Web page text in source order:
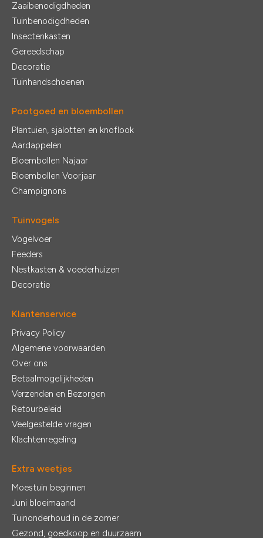
Zaaibenodigdheden
Tuinbenodigdheden
Insectenkasten
Gereedschap
Decoratie
Tuinhandschoenen
Pootgoed en bloembollen
Plantuien, sjalotten en knoflook
Aardappelen
Bloembollen Najaar
Bloembollen Voorjaar
Champignons
Tuinvogels
Vogelvoer
Feeders
Nestkasten & voederhuizen
Decoratie
Klantenservice
Privacy Policy
Algemene voorwaarden
Over ons
Betaalmogelijkheden
Verzenden en Bezorgen
Retourbeleid
Veelgestelde vragen
Klachtenregeling
Extra weetjes
Moestuin beginnen
Juni bloeimaand
Tuinonderhoud in de zomer
Gezond, goedkoop en duurzaam